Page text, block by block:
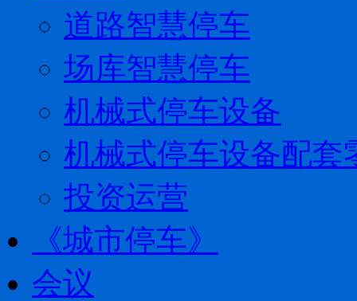
道路智慧停车
场库智慧停车
机械式停车设备
机械式停车设备配套
投资运营
《城市停车》
会议